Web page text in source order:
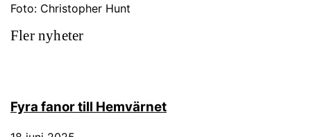
Foto: Christopher Hunt
Fler nyheter
Fyra fanor till Hemvärnet